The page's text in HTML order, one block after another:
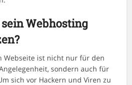
Webhosting
Webseite ist nicht nur für den
sondern auch für
sich vor Hackern und Viren zu